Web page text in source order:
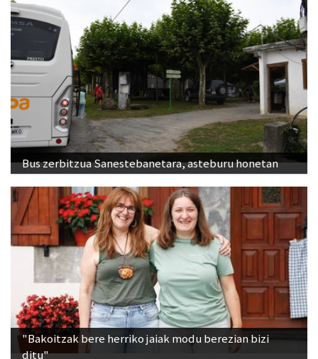
Bus zerbitzua Sanestebanetara, asteburu honetan
"Bakoitzak bere herriko jaiak modu berezian bizi
ditu"